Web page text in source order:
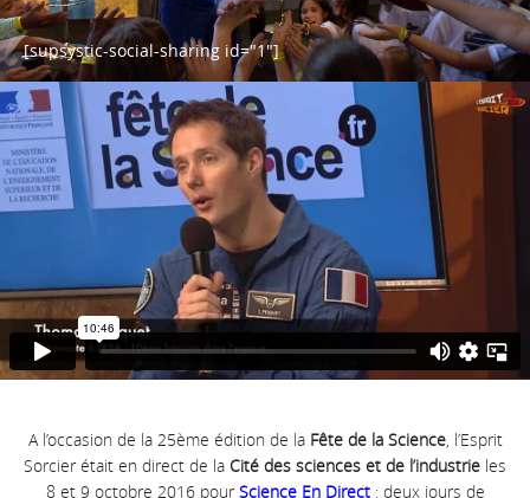
[supsystic-social-sharing id="1"]
A l’occasion de la 25ème édition de la Fête de la Science, l’Esprit
Sorcier était en direct de la Cité des sciences et de l’industrie les
8 et 9 octobre 2016 pourScience En Direct: deux jours de